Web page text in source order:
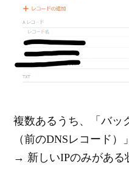
複数あるうち、「バッ
（前のDNSレコード）
→ 新しいIPのみがある